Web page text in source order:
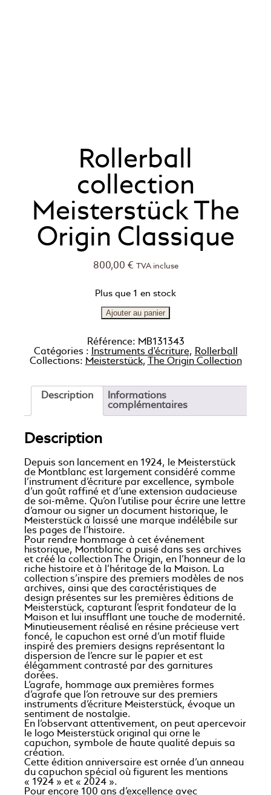
Rollerball
collection
Meisterstück The
Origin Classique
800,00 € TVA incluse
Plus que 1 en stock
Ajouter au panier
Référence: MB131343
Catégories : Instruments d'écriture, Rollerball
Collections: Meisterstück, The Origin Collection
Description
Informations
complémentaires
Description
Depuis son lancement en 1924, le Meisterstück
de Montblanc est largement considéré comme
l’instrument d’écriture par excellence, symbole
d’un goût raffiné et d’une extension audacieuse
de soi-même. Qu’on l’utilise pour écrire une lettre
d’amour ou signer un document historique, le
Meisterstück a laissé une marque indélébile sur
les pages de l’histoire.
Pour rendre hommage à cet événement
historique, Montblanc a puisé dans ses archives
et créé la collection The Origin, en l’honneur de la
riche histoire et à l’héritage de la Maison. La
collection s’inspire des premiers modèles de nos
archives, ainsi que des caractéristiques de
design présentes sur les premières éditions de
Meisterstück, capturant l’esprit fondateur de la
Maison et lui insufflant une touche de modernité.
Minutieusement réalisé en résine précieuse vert
foncé, le capuchon est orné d’un motif fluide
inspiré des premiers designs représentant la
dispersion de l’encre sur le papier et est
élégamment contrasté par des garnitures
dorées.
L’agrafe, hommage aux premières formes
d’agrafe que l’on retrouve sur des premiers
instruments d’écriture Meisterstück, évoque un
sentiment de nostalgie.
En l’observant attentivement, on peut apercevoir
le logo Meisterstück original qui orne le
capuchon, symbole de haute qualité depuis sa
création.
Cette édition anniversaire est ornée d’un anneau
du capuchon spécial où figurent les mentions
« 1924 » et « 2024 ».
Pour encore 100 ans d’excellence avec